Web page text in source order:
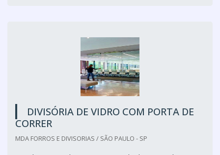
DIVISÓRIA DE VIDRO COM PORTA DE
CORRER
MDA FORROS E DIVISORIAS / SÃO PAULO - SP